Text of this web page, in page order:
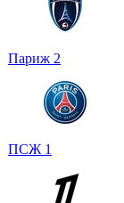
Париж 2
ПСЖ 1